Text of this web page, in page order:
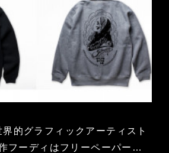
的グラフィックアーティスト
フーディはフリーペーパー…